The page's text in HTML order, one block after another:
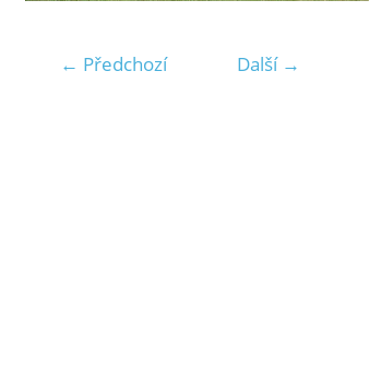
← Předchozí Další →